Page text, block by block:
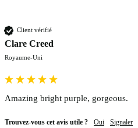
Client vérifié
Clare Creed
Royaume-Uni
Amazing bright purple, gorgeous.
Trouvez-vous cet avis utile ? Oui Signaler